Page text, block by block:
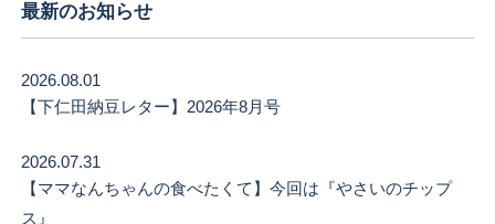
最新のお知らせ
【下仁田納豆レター】2026年8月号
2026.08.01
【ママなんちゃんの食べたくて】今回は『やさいのチップ
ス』
2026.07.31